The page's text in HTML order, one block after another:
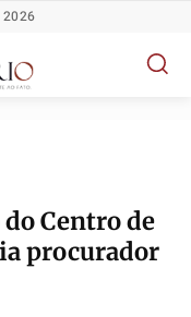
do Centro de
procurador